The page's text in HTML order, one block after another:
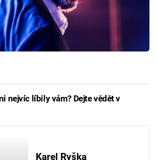
nejvíc líbily vám? Dejte vědět v
Karel Ryška